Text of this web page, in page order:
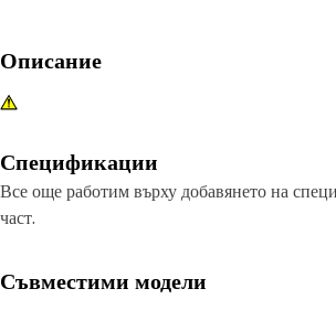
Описание
Спецификации
Все още работим върху добавянето на
част.
Съвместими модели